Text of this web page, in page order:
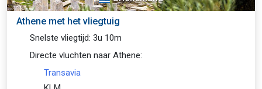
Athene met het vliegtuig
Snelste vliegtijd: 3u 10m
Directe vluchten naar Athene:
Transavia